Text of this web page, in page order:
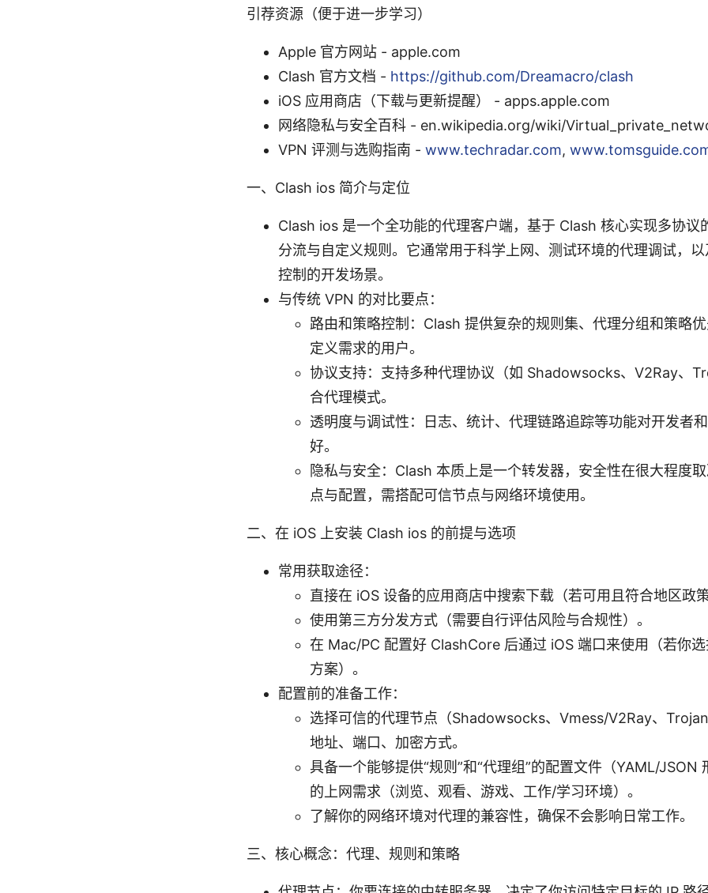
引荐资源（便于进一步学习）
Apple 官方网站 - apple.com
Clash 官方文档 - https://github.com/Dreamacro/clash
iOS 应用商店（下载与更新提醒） - apps.apple.com
网络隐私与安全百科 - en.wikipedia.org/wiki/
VPN 评测与选购指南 - www.techradar.com,
一、Clash ios 简介与定位
Clash ios 是一个全功能的代理客户端，基于 Clash 核心实现多协议
分流与自定义规则。它通常用于科学上网、测试环境的代理调试，
控制的开发场景。
与传统 VPN 的对比要点：
路由和策略控制：Clash 提供复杂的规则集、代理分组和策略
定义需求的用户。
协议支持：支持多种代理协议（如 Shadowsocks、V2Ray、
合代理模式。
透明度与调试性：日志、统计、代理链路追踪等功能对开发者
好。
隐私与安全：Clash 本质上是一个转发器，安全性在很大程度
点与配置，需搭配可信节点与网络环境使用。
二、在 iOS 上安装 Clash ios 的前提与选项
常用获取途径：
直接在 iOS 设备的应用商店中搜索下载（若可用且符合地区政策
使用第三方分发方式（需要自行评估风险与合规性）。
在 Mac/PC 配置好 ClashCore 后通过 iOS 端口来使用（若你
方案）。
配置前的准备工作：
选择可信的代理节点（Shadowsocks、Vmess/V2Ray、
地址、端口、加密方式。
具备一个能够提供“规则”和“代理组”的配置文件（YAML/JSON
的上网需求（浏览、观看、游戏、工作/学习环境）。
了解你的网络环境对代理的兼容性，确保不会影响日常工作。
三、核心概念：代理、规则和策略